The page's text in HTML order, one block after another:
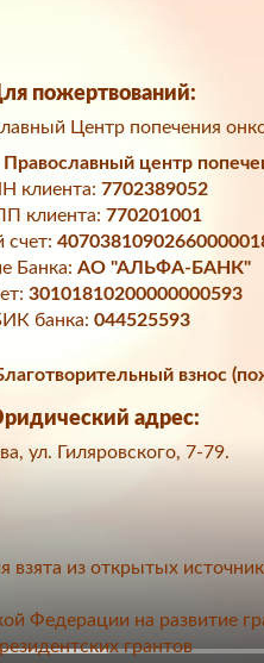
пожертвований:
Центр попечения
Православный центр
клиента: 7702389052
клиента: 770201001
счет:
Банка: АО "АЛЬФА-БАНК"
30101810200000000593
банка: 044525593
взнос
адрес:
ул. Гиляровского, 7-79.
взята из открытых
Федерации на развитие
грантов